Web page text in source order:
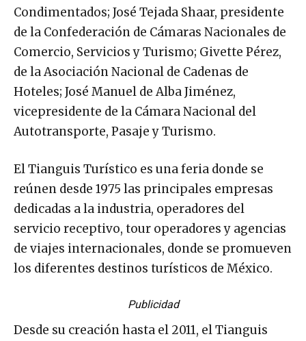
Condimentados; José Tejada Shaar, presidente
de la Confederación de Cámaras Nacionales de
Comercio, Servicios y Turismo; Givette Pérez,
de la Asociación Nacional de Cadenas de
Hoteles; José Manuel de Alba Jiménez,
vicepresidente de la Cámara Nacional del
Autotransporte, Pasaje y Turismo.
El Tianguis Turístico es una feria donde se
reúnen desde 1975 las principales empresas
dedicadas a la industria, operadores del
servicio receptivo, tour operadores y agencias
de viajes internacionales, donde se promueven
los diferentes destinos turísticos de México.
Publicidad
Desde su creación hasta el 2011, el Tianguis